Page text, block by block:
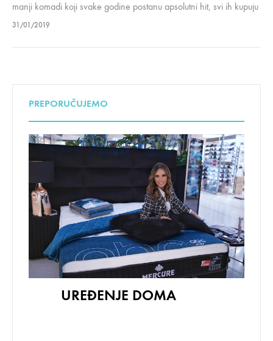
manji komadi koji svake godine postanu apsolutni hit, svi ih kupuju
i možete ih vidjeti na svakoj drugoj fotografiji interijera,…
31/01/2019
PREPORUČUJEMO
UREĐENJE DOMA